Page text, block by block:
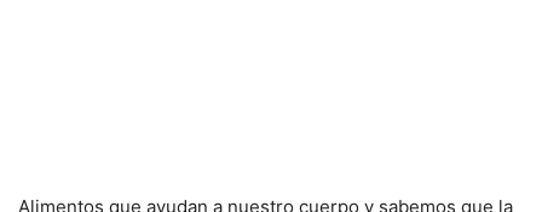
Alimentos que ayudan a nuestro cuerpo y sabemos que la